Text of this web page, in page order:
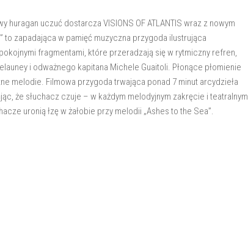
uczuć dostarcza VISIONS OF ATLANTIS wraz z nowym
to zapadająca w pamięć muzyczna przygoda ilustrująca
fragmentami, które przeradzają się w rytmiczny refren,
i odważnego kapitana Michele Guaitoli. Płonące płomienie
melodie. Filmowa przygoda trwająca ponad 7 minut arcydzieła
że słuchacz czuje – w każdym melodyjnym zakręcie i teatralnym
uronią łzę w żałobie przy melodii „Ashes to the Sea”.